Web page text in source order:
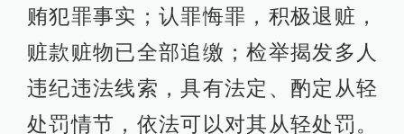
贿犯罪事实；认罪悔罪，积极退赃，
赃款赃物已全部追缴；检举揭发多人
违纪违法线索，具有法定、酌定从轻
处罚情节，依法可以对其从轻处罚。